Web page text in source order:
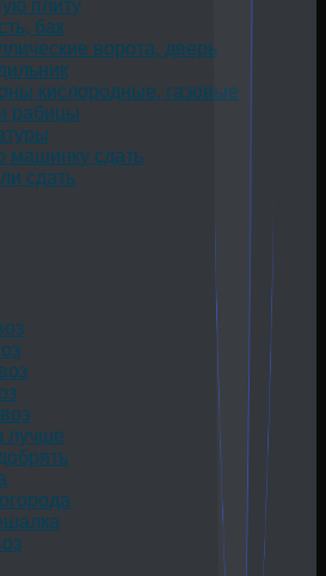
плиту
бак
ворота, дверь
кислородные, газовые
рабицы
машинку сдать
сдать
лучше